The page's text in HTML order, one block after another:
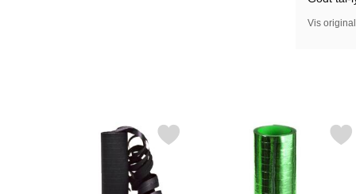
Vis
Markér sorte Serpentiner som favoritMarkér serpentin